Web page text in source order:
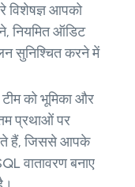
विशेषज्ञ आपको
नियमित ऑडिट
सुनिश्चित करने में
को भूमिका और
प्रथाओं पर
हैं, जिससे आपके
वातावरण बनाए